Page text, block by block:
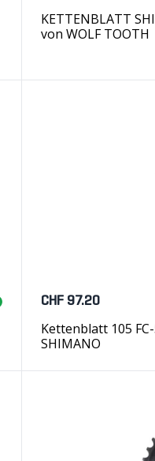
KETTENBLATT
von WOLF TOOTH
CHF 97.20
Kettenblatt 105
SHIMANO